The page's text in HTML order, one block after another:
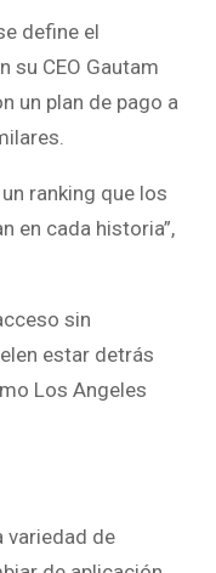
define el
su CEO Gautam
un plan de pago a
ranking que los
en cada historia”,
sin
estar detrás
Los Angeles
variedad de